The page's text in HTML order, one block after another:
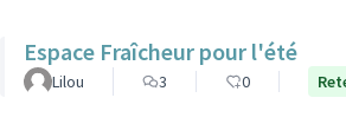
Espace Fraîcheur pour l'été
Lilou 3 0